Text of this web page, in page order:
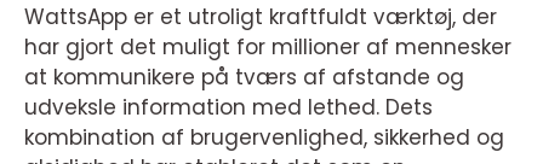
WattsApp er et utroligt kraftfuldt værktøj, der
har gjort det muligt for millioner af mennesker
at kommunikere på tværs af afstande og
udveksle information med lethed. Dets
kombination af brugervenlighed, sikkerhed og